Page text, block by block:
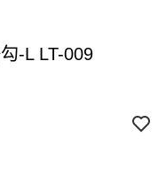
-L LT-009